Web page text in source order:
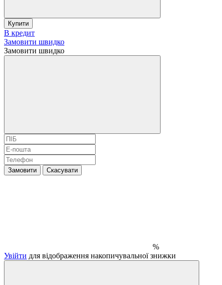
Купити
В кредит
Замовити швидко
Замовити швидко
Замовити Скасувати
%
Увійти для відображення накопичувальної знижки